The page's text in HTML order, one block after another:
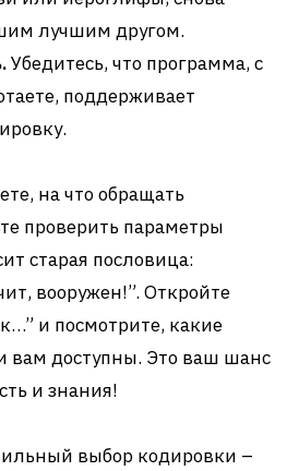
лучшим другом.
Убедитесь, что программа, с
поддерживает
на что обращать
проверить параметры
старая пословица:
вооружен!”. Откройте
и посмотрите, какие
вам доступны. Это ваш шанс
и знания!
выбор кодировки –